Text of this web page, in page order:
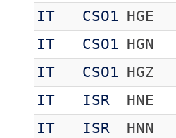
IT
CSO1 HGE
IT
CSO1 HGN
IT
CSO1 HGZ
IT
ISR HNE
IT
ISR HNN